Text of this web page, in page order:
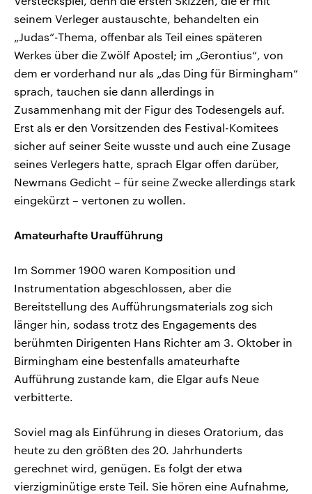
seinem Verleger austauschte, behandelten ein
„Judas“-Thema, offenbar als Teil eines späteren
Werkes über die Zwölf Apostel; im „Gerontius“, von
dem er vorderhand nur als „das Ding für Birmingham“
sprach, tauchen sie dann allerdings in
Zusammenhang mit der Figur des Todesengels auf.
Erst als er den Vorsitzenden des Festival-Komitees
sicher auf seiner Seite wusste und auch eine Zusage
seines Verlegers hatte, sprach Elgar offen darüber,
Newmans Gedicht – für seine Zwecke allerdings stark
eingekürzt – vertonen zu wollen.
Amateurhafte Uraufführung
Im Sommer 1900 waren Komposition und
Instrumentation abgeschlossen, aber die
Bereitstellung des Aufführungsmaterials zog sich
länger hin, sodass trotz des Engagements des
berühmten Dirigenten Hans Richter am 3. Oktober in
Birmingham eine bestenfalls amateurhafte
Aufführung zustande kam, die Elgar aufs Neue
verbitterte.
Soviel mag als Einführung in dieses Oratorium, das
heute zu den größten des 20. Jahrhunderts
gerechnet wird, genügen. Es folgt der etwa
vierzigminütige erste Teil. Sie hören eine Aufnahme,